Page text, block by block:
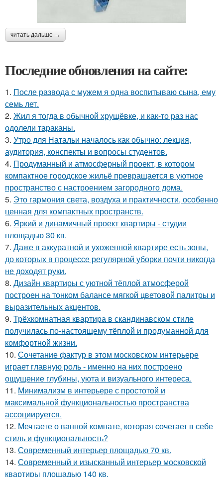
читать дальше →
Последние обновления на сайте:
1. После развода с мужем я одна воспитываю сына, ему
семь лет.
2. Жил я тогда в обычной хрущёвке, и как-то раз нас
одолели тараканы.
3. Утро для Натальи началось как обычно: лекция,
аудитория, конспекты и вопросы студентов.
4. Продуманный и атмосферный проект, в котором
компактное городское жильё превращается в уютное
пространство с настроением загородного дома.
5. Это гармония света, воздуха и практичности, особенно
ценная для компактных пространств.
6. Яркий и динамичный проект квартиры - студии
площадью 30 кв.
7. Даже в аккуратной и ухоженной квартире есть зоны,
до которых в процессе регулярной уборки почти никогда
не доходят руки.
8. Дизайн квартиры с уютной тёплой атмосферой
построен на тонком балансе мягкой цветовой палитры и
выразительных акцентов.
9. Трёхкомнатная квартира в скандинавском стиле
получилась по-настоящему тёплой и продуманной для
комфортной жизни.
10. Сочетание фактур в этом московском интерьере
играет главную роль - именно на них построено
ощущение глубины, уюта и визуального интереса.
11. Минимализм в интерьере с простотой и
максимальной функциональностью пространства
ассоциируется.
12. Мечтаете о ванной комнате, которая сочетает в себе
стиль и функциональность?
13. Современный интерьер площадью 70 кв.
14. Современный и изысканный интерьер московской
квартиры площадью 140 кв.